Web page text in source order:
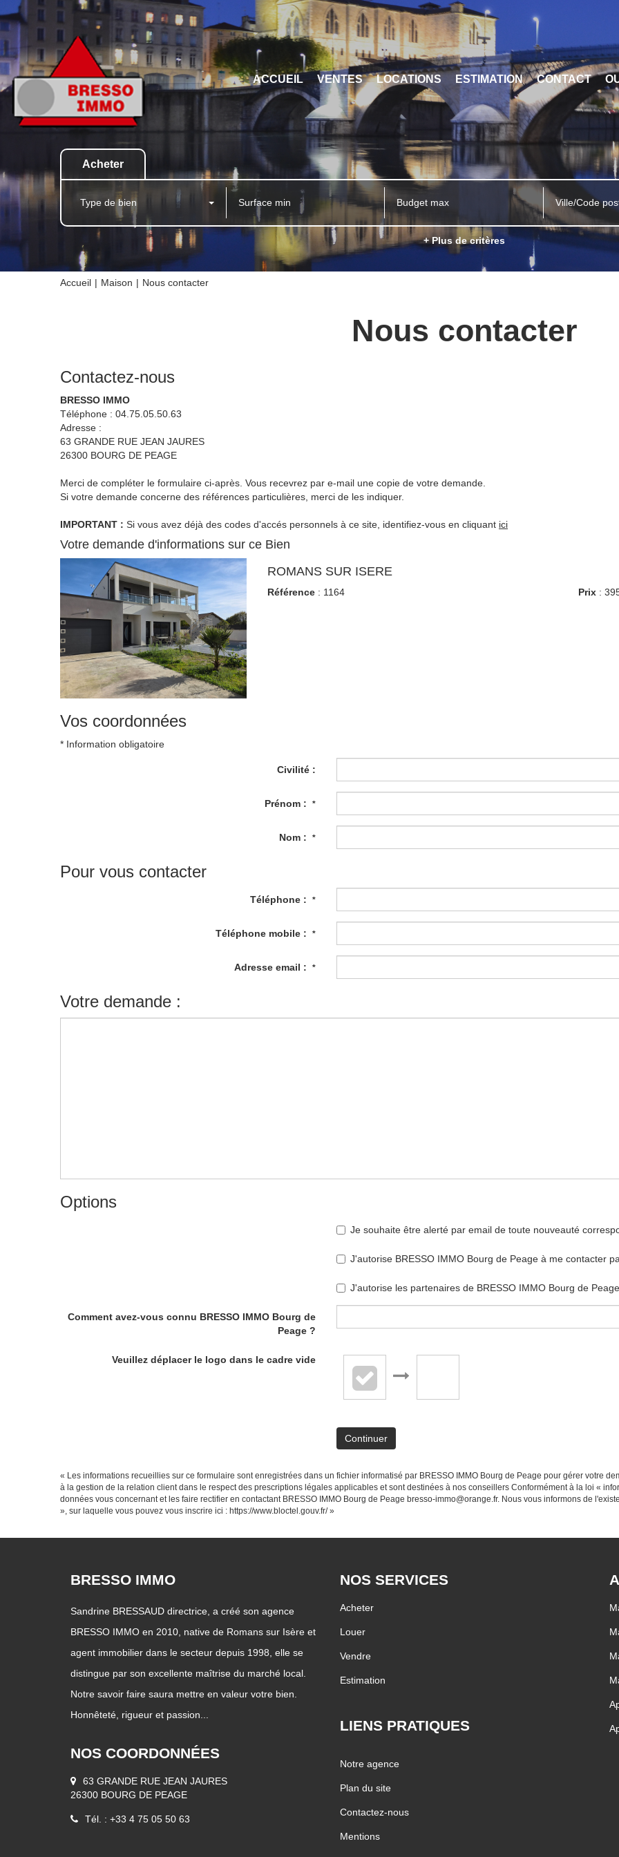
ACCUEIL VENTES LOCATIONS ESTIMATION CONTACT
Acheter
Type de bien Ville/Code
+ Plus de critères
Accueil Maison Nous contacter
Nous contacter
Contactez-nous
BRESSO IMMO
Téléphone : 04.75.05.50.63
Adresse :
63 GRANDE RUE JEAN JAURES
26300 BOURG DE PEAGE
Merci de compléter le formulaire ci-après. Vous recevrez par e-mail une copie de votre demande.
Si votre demande concerne des références particulières, merci de les indiquer.
IMPORTANT : Si vous avez déjà des codes d'accés personnels à ce site, identifiez-vous en cliquant ici
Votre demande d'informations sur ce Bien
ROMANS SUR ISERE
Référence : 1164 Prix :
Vos coordonnées
* Information obligatoire
Civilité :
Prénom : *
Nom : *
Pour vous contacter
Téléphone : *
Téléphone mobile : *
Adresse email : *
Votre demande :
Options
Je souhaite être alerté par email de toute nouveauté
J'autorise BRESSO IMMO Bourg de Peage à me contacter
J'autorise les partenaires de BRESSO IMMO Bourg de
Comment avez-vous connu BRESSO IMMO Bourg de
Peage ?
Veuillez déplacer le logo dans le cadre vide
Continuer
« Les informations recueillies sur ce formulaire sont enregistrées dans un fichier informatisé par BRESSO IMMO Bourg de Peage pour gérer votre
à la gestion de la relation client dans le respect des prescriptions légales applicables et sont destinées à nos conseillers Conformément à la loi «
données vous concernant et les faire rectifier en contactant BRESSO IMMO Bourg de Peage bresso-immo@orange.fr. Nous vous informons de
», sur laquelle vous pouvez vous inscrire ici : https://www.bloctel.gouv.fr/»
BRESSO IMMO
Sandrine BRESSAUD directrice, a créé son agence
BRESSO IMMO en 2010, native de Romans sur Isère et
agent immobilier dans le secteur depuis 1998, elle se
distingue par son excellente maîtrise du marché local.
Notre savoir faire saura mettre en valeur votre bien.
Honnêteté, rigueur et passion...
NOS COORDONNÉES
63 GRANDE RUE JEAN JAURES
26300 BOURG DE PEAGE
Tél. : +33 4 75 05 50 63
NOS SERVICES
Acheter
Louer
Vendre
Estimation
LIENS PRATIQUES
Notre agence
Plan du site
Contactez-nous
Mentions